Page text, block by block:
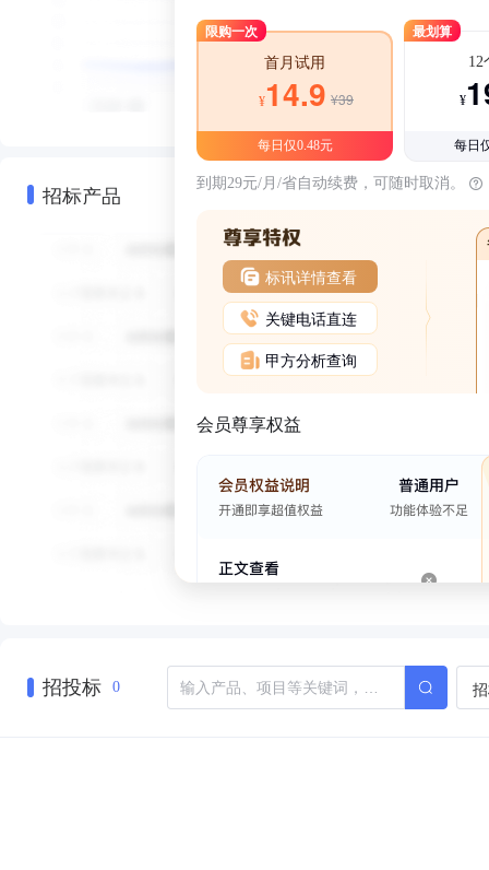
招标产品
限购一次
首月试用
¥14.9 ¥39
每日仅0.48元
最划算
12
¥
每日
到期29元/月/省自动续费，可随时取消。
标讯详情查看
关键电话直连
甲方分析查询
会员尊享权益
招投标 0